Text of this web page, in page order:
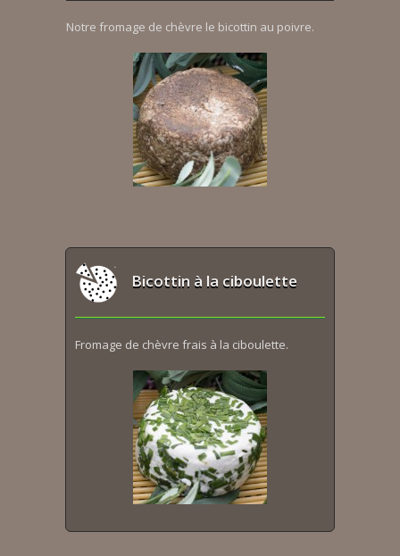
Notre fromage de chèvre le bicottin au poivre.
Bicottin à la ciboulette
Fromage de chèvre frais à la ciboulette.